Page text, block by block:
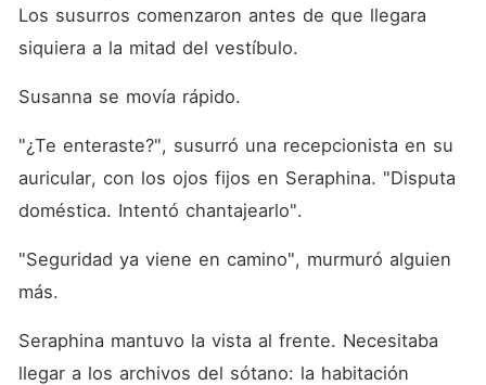
Los susurros comenzaron antes de que llegara
siquiera a la mitad del vestíbulo.
Susanna se movía rápido.
"¿Te enteraste?", susurró una recepcionista en su
auricular, con los ojos fijos en Seraphina. "Disputa
doméstica. Intentó chantajearlo".
"Seguridad ya viene en camino", murmuró alguien
más.
Seraphina mantuvo la vista al frente. Necesitaba
llegar a los archivos del sótano: la habitación